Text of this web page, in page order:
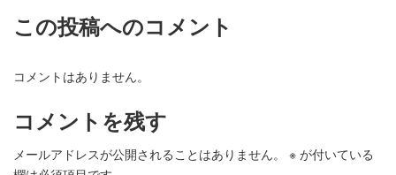
この投稿へのコメント
コメントはありません。
コメントを残す
メールアドレスが公開されることはありません。 ※ が付いている